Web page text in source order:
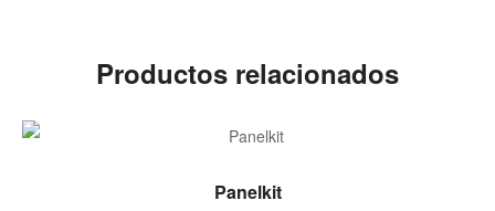
Productos relacionados
LEER MÁS
Panelkit